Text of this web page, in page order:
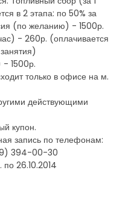
в 2 этапа: по 50% за
(по желанию) - 1500р.
- 260р. (оплачивается
1500р.
только в офисе на м.
действующими
купон.
запись по телефонам:
394-00-30
26.10.2014